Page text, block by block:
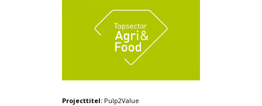
Projecttitel:Pulp2Value